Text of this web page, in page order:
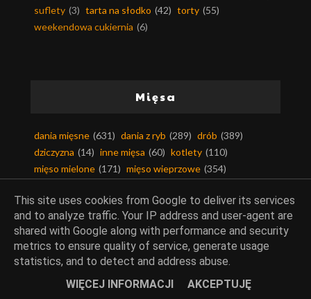
suflety (3) tarta na słodko (42) torty (55)
weekendowa cukiernia (6)
Mięsa
dania mięsne (631) dania z ryb (289) drób (389)
dziczyzna (14) inne mięsa (60) kotlety (110)
mięso mielone (171) mięso wieprzowe (354)
słonina (3)
This site uses cookies from Google to deliver its services
and to analyze traffic. Your IP address and user-agent are
shared with Google along with performance and security
metrics to ensure quality of service, generate usage
statistics, and to detect and address abuse.
WIĘCEJ INFORMACJI
AKCEPTUJĘ